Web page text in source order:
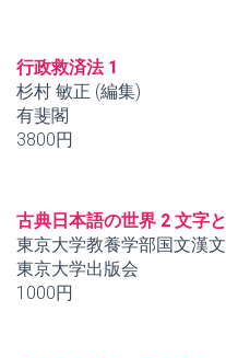
行政救済法 1
杉村 敏正 (編集)
有斐閣
3800円
古典日本語の世界 2 文字
東京大学教養学部国文漢
東京大学出版会
1000円